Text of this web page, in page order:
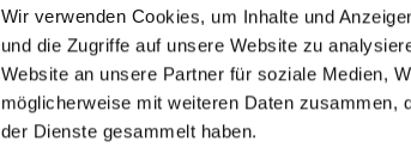
Wir verwenden Cookies, um Inhalte und
und die Zugriffe auf unsere Website zu
Website an unsere Partner für soziale Medien,
möglicherweise mit weiteren Daten zusammen,
der Dienste gesammelt haben.